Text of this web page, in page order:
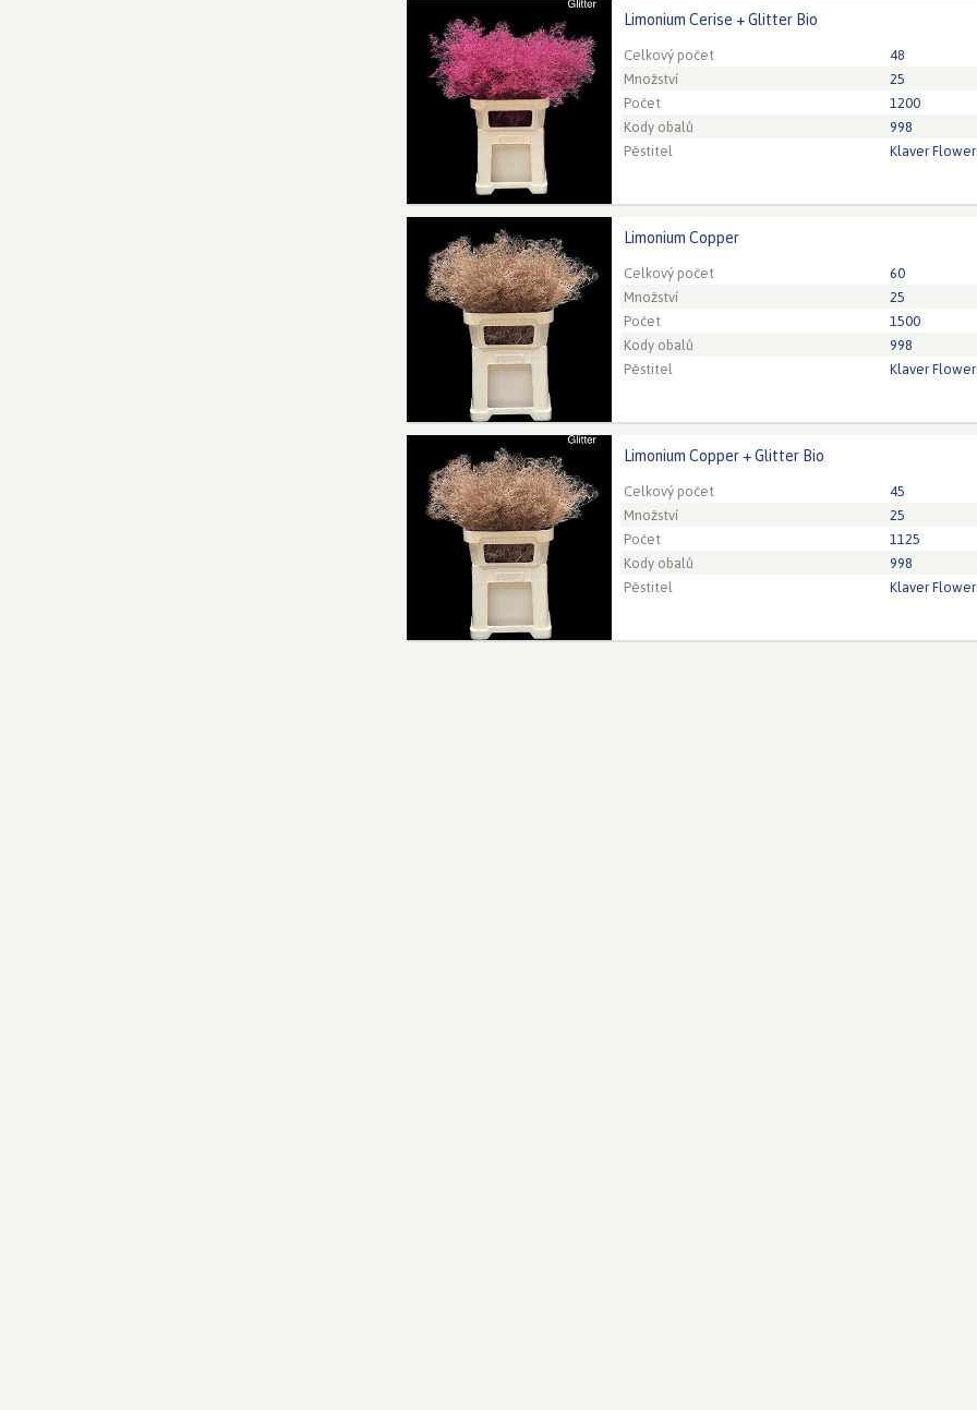
Limonium Cerise + Glitter Bio
Celkový počet 48
Množství
25
Počet
1200
Kody obalů
998
Pěstitel
Klaver
Limonium Cerise + Glitter Bio
You need to be logged in in order place an order. Click here to go
Limonium Copper
Celkový počet 60
Množství
25
Počet
1500
Kody obalů
998
Pěstitel
Klaver
Limonium Copper
You need to be logged in in order place an order. Click here to go
Limonium Copper + Glitter Bio
Celkový počet 45
Množství
25
Počet
1125
Kody obalů
998
Pěstitel
Klaver
Limonium Copper + Glitter Bio
You need to be logged in in order place an order. Click here to go